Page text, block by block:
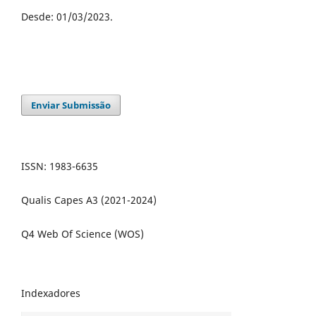
Desde: 01/03/2023.
Enviar Submissão
ISSN: 1983-6635
Qualis Capes A3 (2021-2024)
Q4 Web Of Science (WOS)
Indexadores